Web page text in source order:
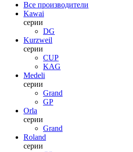
Все производители
Kawai
серии
DG
Kurzweil
серии
CUP
KAG
Medeli
серии
Grand
GP
Orla
серии
Grand
Roland
серии